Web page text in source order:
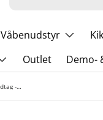
Våbenudstyr
Outlet Demo-
MTM patronbox 50 stk. patr. m/håndtag - Kal.22-250-.308WIN